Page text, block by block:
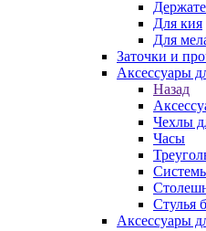
Для кия
Для
Заточки и
Аксессуары
Назад
Чехлы
Часы
Стулья
Аксессуары